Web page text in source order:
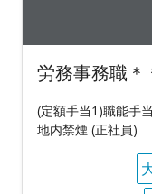
労務事務職＊
(定額手当1)職能手
地内禁煙 (正社員)